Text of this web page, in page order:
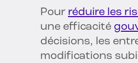
Pour réduire les
une efficacité
décisions, les
modifications